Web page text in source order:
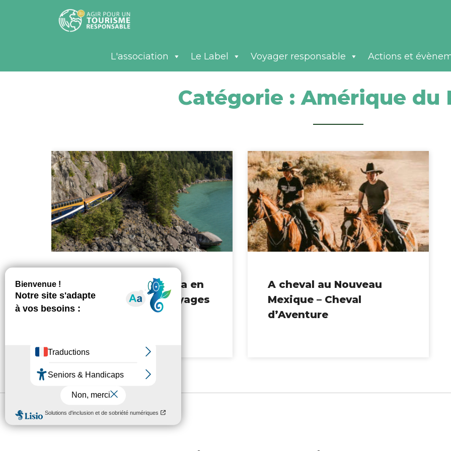
L'association Le Label Voyager responsable Actions et
Catégorie :Amérique du
Traversée du Canada en
train – Atlantide Voyages
A cheval au Nouveau
Mexique – Cheval
d’Aventure